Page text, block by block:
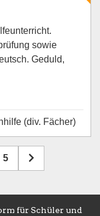
sowie
Geduld,
(div. Fächer)
5
für Schüler und